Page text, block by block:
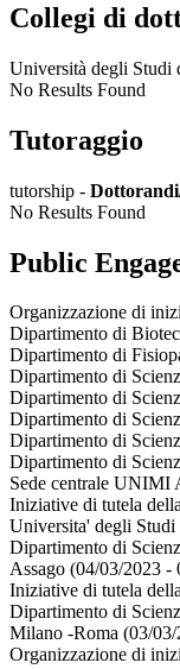
Collegi di
Università degli
No Results Found
Tutoraggio
tutorship -
No Results Found
Public
Organizzazione di
Dipartimento di
Dipartimento di
Dipartimento di
Dipartimento di
Dipartimento di
Dipartimento di
Dipartimento di
Sede centrale UNIMI
Iniziative di tutela
Universita' degli
Dipartimento di
Assago (04/03/2023 -
Iniziative di tutela
Dipartimento di
Milano -Roma (03/
Organizzazione di